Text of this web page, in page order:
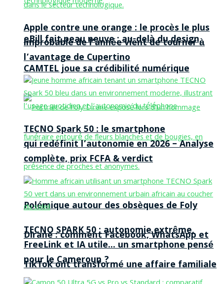
eBill fait peau neuve : au-delà du design,
CAMTEL joue sa crédibilité numérique
Polémique autour des obsèques de Foly
Dirane : comment Facebook, WhatsApp et
TikTok ont transformé une affaire familiale
Apple contre une orange : le procès le plus
improbable de l’année vient de tourner à
l’avantage de Cupertino
TECNO Spark 50 : le smartphone
qui redéfinit l’autonomie en 2026 – Analyse
complète, prix FCFA & verdict
TECNO SPARK 50 : autonomie extrême,
FreeLink et IA utile… un smartphone pensé
pour le Cameroun ?